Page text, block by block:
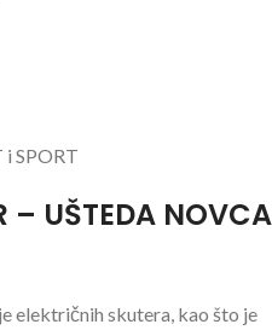
i SPORT
– UŠTEDA NOVCA
električnih skutera, kao što je